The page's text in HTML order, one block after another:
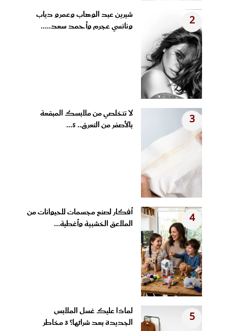
2
شيرين عبد الوهاب وعمرو دياب
ونانسي عجرم وأحمد سعد.....
3
لا تتخلصي من ملابسك المبقعة
بالأصفر من التعرق.. 5...
4
أفكار لصنع مجسمات للحيوانات من
الملاعق الخشبية وأغطية...
5
لماذا عليك غسل الملابس
الجديدة بعد شرائها؟ 3 مخاطر